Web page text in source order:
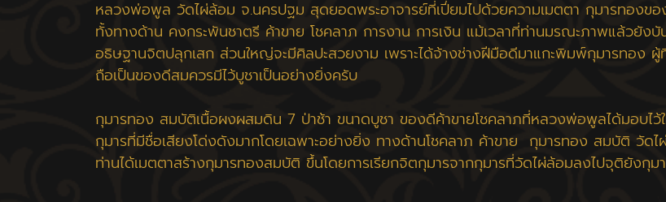
หลวงพ่อพูล วัดไผ่ล้อม จ.นครปฐม สุดยอดพระอาจารย์ที่เปี่ยมไปด้วยความเมตตา กุมารทองข
ทั้งทางด้าน คงกระพันชาตรี ค้าขาย โชคลาภ การงาน การเงิน แม้เวลาที่ท่านมรณะภาพแล้วยัง
อธิษฐานจิตปลุกเสก ส่วนใหญ่จะมีศิลปะสวยงาม เพราะได้จ้างช่างฝีมือดีมาแกะพิมพ์กุมารทอง
ถือเป็นของดีสมควรมีไว้บูชาเป็นอย่างยิ่งครับ
กุมารทอง สมบัติเนื้อผงผสมดิน 7 ป่าช้า ขนาดบูชา ของดีค้าขายโชคลาภที่หลวงพ่อพูลได้มอบไ
กุมารที่มีชื่อเสียงโด่งดังมากโดยเฉพาะอย่างยิ่ง ทางด้านโชคลาภ ค้าขาย กุมารทอง สมบัติ
ท่านได้เมตตาสร้างกุมารทองสมบัติ ขึ้นโดยการเรียกจิตกุมารจากกุมารที่วัดไผ่ล้อมลงไปจุติยัง